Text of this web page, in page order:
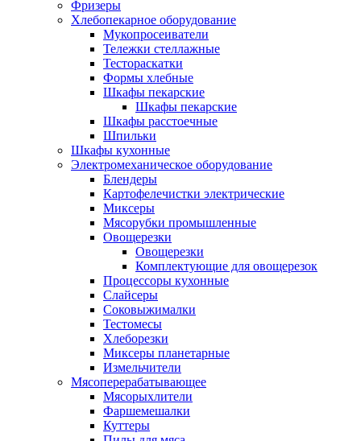
Фризеры
Хлебопекарное оборудование
Мукопросеиватели
Тележки стеллажные
Тестораскатки
Формы хлебные
Шкафы пекарские
Шкафы пекарские
Шкафы расстоечные
Шпильки
Шкафы кухонные
Электромеханическое оборудование
Блендеры
Картофелечистки электрические
Миксеры
Мясорубки промышленные
Овощерезки
Овощерезки
Комплектующие для овощерезок
Процессоры кухонные
Слайсеры
Соковыжималки
Тестомесы
Хлеборезки
Миксеры планетарные
Измельчители
Мясоперерабатывающее
Мясорыхлители
Фаршемешалки
Куттеры